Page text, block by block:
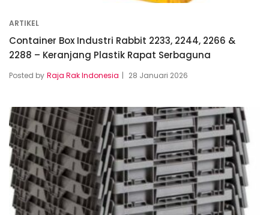
ARTIKEL
Container Box Industri Rabbit 2233, 2244, 2266 &
2288 – Keranjang Plastik Rapat Serbaguna
Posted by Raja Rak Indonesia 28 Januari 2026